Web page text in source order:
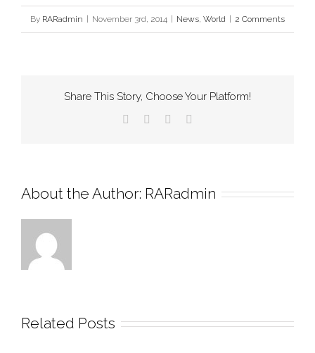
By RARadmin November 3rd, 2014 News, World 2 Comments
Share This Story, Choose Your Platform!
About the Author: RARadmin
Related Posts